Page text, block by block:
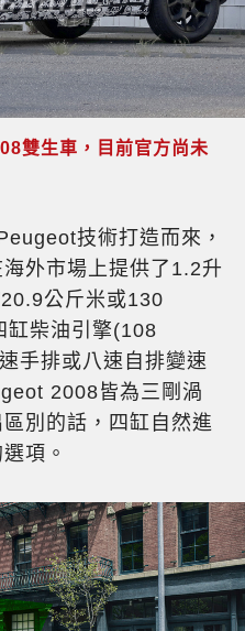
雙生車，目前官方尚未
技術打造而來，
外市場上提供了1.2升
公斤米或130
缸柴油引擎(108
手排或八速自排變速
2008皆為三剛渦
別的話，四缸自然進
項。